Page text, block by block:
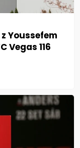
Youssefem
Vegas 116